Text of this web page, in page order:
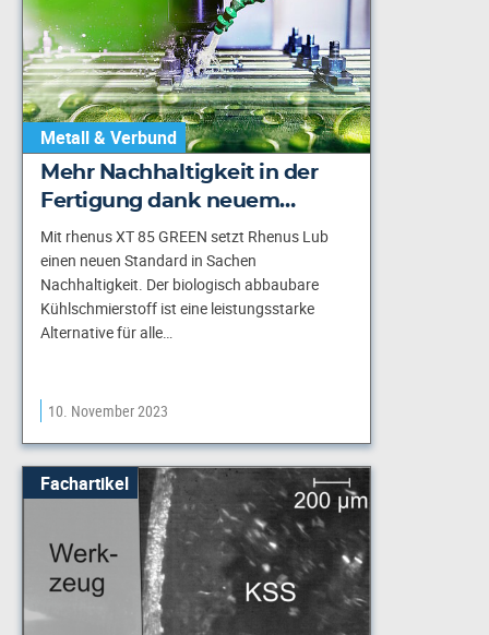
Metall & Verbund
Mehr Nachhaltigkeit in der
Fertigung dank neuem…
Mit rhenus XT 85 GREEN setzt Rhenus Lub
einen neuen Standard in Sachen
Nachhaltigkeit. Der biologisch abbaubare
Kühlschmierstoff ist eine leistungsstarke
Alternative für alle…
10. November 2023
Fachartikel